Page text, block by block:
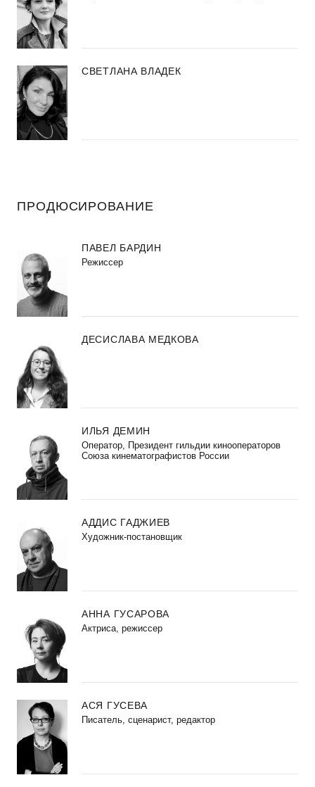
СВЕТЛАНА ВЛАДЕК
ПРОДЮСИРОВАНИЕ
ПАВЕЛ БАРДИН
Режиссер
ДЕСИСЛАВА МЕДКОВА
ИЛЬЯ ДЕМИН
Оператор, Президент гильдии кинооператоров
Союза кинематографистов России
АДДИС ГАДЖИЕВ
Художник-постановщик
АННА ГУСАРОВА
Актриса, режиссер
АСЯ ГУСЕВА
Писатель, сценарист, редактор